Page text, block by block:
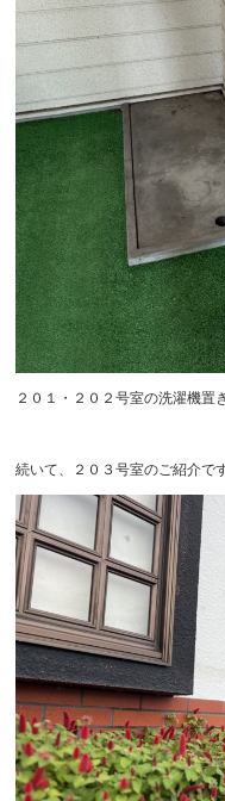
２０１・２０２号室の洗濯機置
続いて、２０３号室のご紹介で